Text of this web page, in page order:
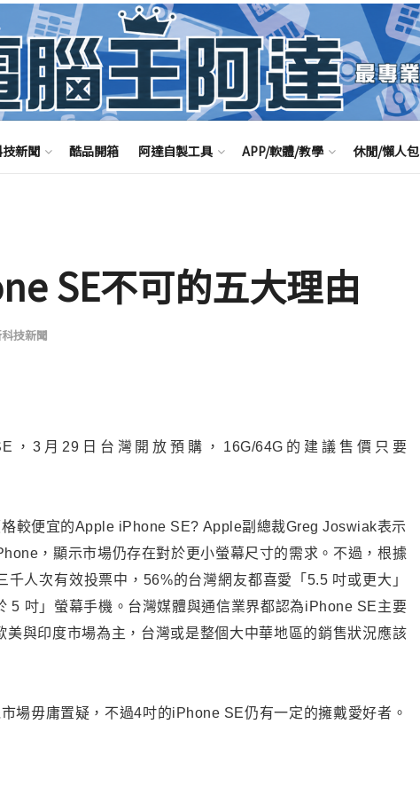
新聞 酷品開箱 阿達自製工具 APP/軟體/教學 休閒/懶人包
SE不可的五大理由
技新聞
，3月29日台灣開放預購，16G/64G的建議售價只要
較便宜的Apple iPhone SE? Apple副總裁Greg Joswiak表示
，顯示市場仍存在對於更小螢幕尺寸的需求。不過，根據
千人次有效投票中，56%的台灣網友都喜愛「5.5 吋或更大」
5 吋」螢幕手機。台灣媒體與通信業界都認為iPhone SE主要
與印度市場為主，台灣或是整個大中華地區的銷售狀況應該
場毋庸置疑，不過4吋的iPhone SE仍有一定的擁戴愛好者。